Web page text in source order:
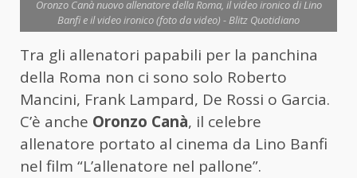
Oronzo Canà nuovo allenatore della Roma, il video ironico di Lino
Banfi e il video ironico (foto da video) - Blitz Quotidiano
Tra gli allenatori papabili per la panchina
della Roma non ci sono solo Roberto
Mancini, Frank Lampard, De Rossi o Garcia.
C’è anche Oronzo Canà, il celebre
allenatore portato al cinema da Lino Banfi
nel film “L’allenatore nel pallone”.